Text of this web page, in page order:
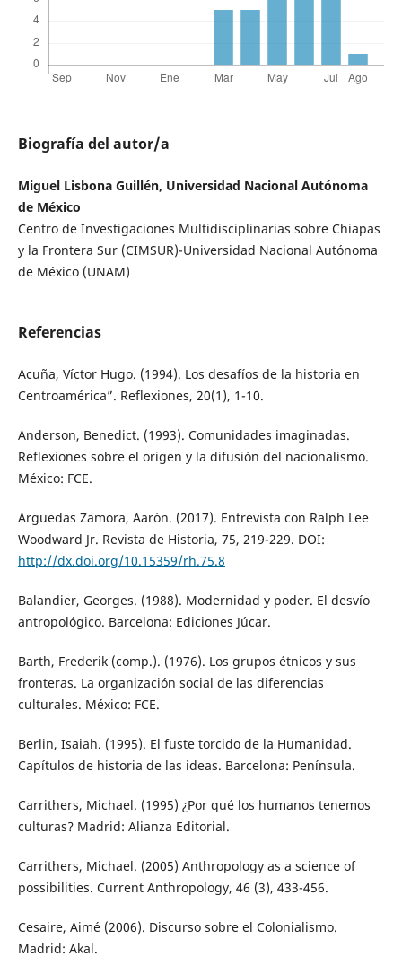
Biografía del autor/a
Miguel Lisbona Guillén, Universidad Nacional Autónoma
de México
Centro de Investigaciones Multidisciplinarias sobre Chiapas
y la Frontera Sur (CIMSUR)-Universidad Nacional Autónoma
de México (UNAM)
Referencias
Acuña, Víctor Hugo. (1994). Los desafíos de la historia en
Centroamérica”. Reflexiones, 20(1), 1-10.
Anderson, Benedict. (1993). Comunidades imaginadas.
Reflexiones sobre el origen y la difusión del nacionalismo.
México: FCE.
Arguedas Zamora, Aarón. (2017). Entrevista con Ralph Lee
Woodward Jr. Revista de Historia, 75, 219-229. DOI:
http://dx.doi.org/10.15359/rh.75.8
Balandier, Georges. (1988). Modernidad y poder. El desvío
antropológico. Barcelona: Ediciones Júcar.
Barth, Frederik (comp.). (1976). Los grupos étnicos y sus
fronteras. La organización social de las diferencias
culturales. México: FCE.
Berlin, Isaiah. (1995). El fuste torcido de la Humanidad.
Capítulos de historia de las ideas. Barcelona: Península.
Carrithers, Michael. (1995) ¿Por qué los humanos tenemos
culturas? Madrid: Alianza Editorial.
Carrithers, Michael. (2005) Anthropology as a science of
possibilities. Current Anthropology, 46 (3), 433-456.
Cesaire, Aimé (2006). Discurso sobre el Colonialismo.
Madrid: Akal.